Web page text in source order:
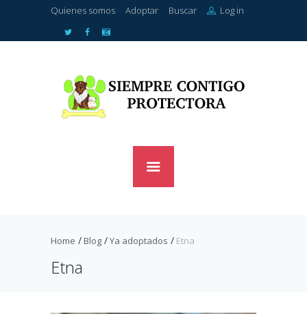
Quienes somos Adoptar Buscar Log in
Home Blog Ya adoptados Etna
Etna